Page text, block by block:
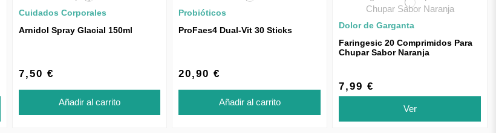
Cuidados Corporales
Arnidol Spray Glacial 150ml
7,50 €
Añadir al carrito
Probióticos
ProFaes4 Dual-Vit 30 Sticks
20,90 €
Añadir al carrito
Dolor de Garganta
Faringesic 20 Comprimidos Para
Chupar Sabor Naranja
7,99 €
Ver